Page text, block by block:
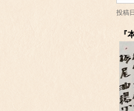
投稿
『